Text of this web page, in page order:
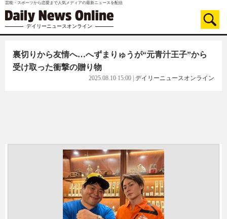
芸能・スポーツから恋愛まで人気メディアの最新ニュースを配信
デイリーニュースオンライン
裏切りから友情へ…へずまりゅうが“元青汁王子”から
受け取った衝撃の贈り物
2025.08.10 15:00 デイリーニュースオンライン